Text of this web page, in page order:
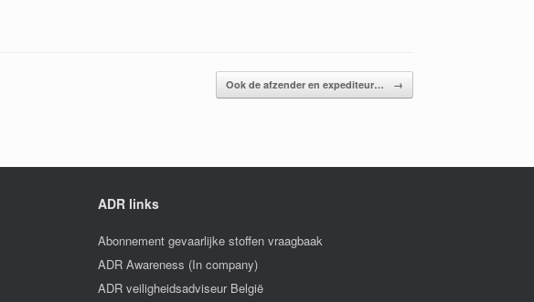
Ook de afzender en expediteur… →
ADR links
Abonnement gevaarlijke stoffen vraagbaak
ADR Awareness (In company)
ADR veiligheidsadviseur België